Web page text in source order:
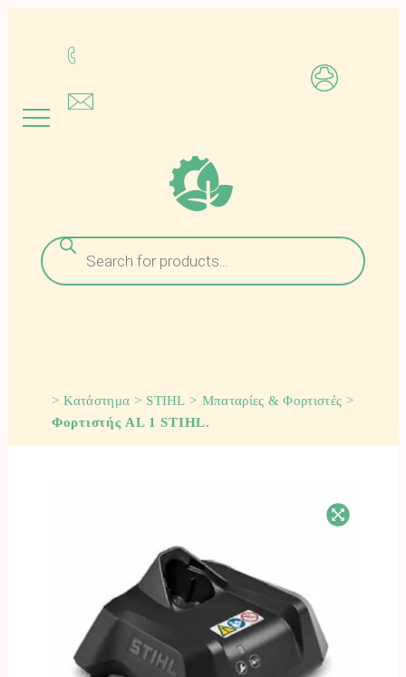
περιεχόμενο
Αναζήτηση
προϊόντων
>Κατάστημα > STIHL > Μπαταρίες & Φορτιστές >
Φορτιστής AL 1 STIHL.